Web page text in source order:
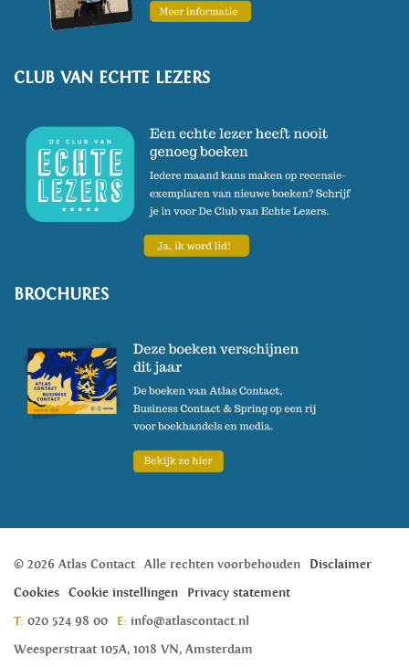
CLUB VAN ECHTE LEZERS
BROCHURES
© 2026 Atlas Contact Alle rechten voorbehouden
Disclaimer
Cookies
Cookie instellingen
Privacy statement
T: 020 524 98 00 E: info@atlascontact.nl
Weesperstraat 105A, 1018 VN, Amsterdam